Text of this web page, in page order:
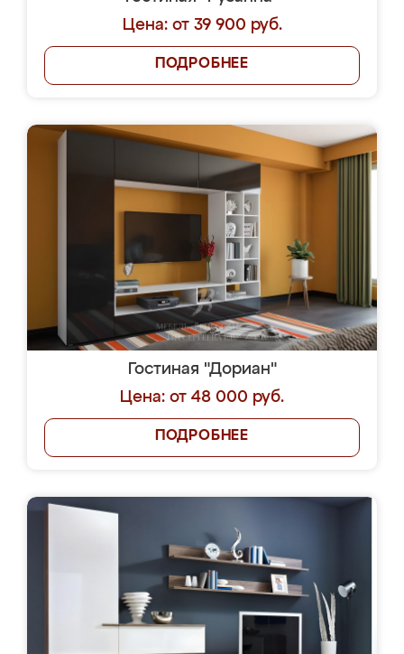
Цена: от 39 900 руб.
ПОДРОБНЕЕ
Гостиная "Дориан"
Цена: от 48 000 руб.
ПОДРОБНЕЕ